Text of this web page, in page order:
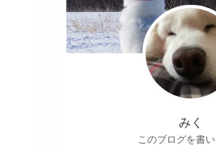
みく
このブログを書